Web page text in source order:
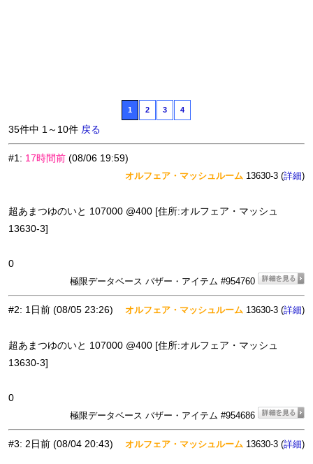
1 2 3 4
35件中 1～10件 戻る
#1: 17時間前 (08/06 19:59)
オルフェア・マッシュルーム 13630-3 (詳細)
超あまつゆのいと 107000 @400 [住所:オルフェア・マッシュ
13630-3]
0
極限データベース バザー・アイテム #954760
#2: 1日前 (08/05 23:26) オルフェア・マッシュルーム 13630-3 (詳細)
超あまつゆのいと 107000 @400 [住所:オルフェア・マッシュ
13630-3]
0
極限データベース バザー・アイテム #954686
#3: 2日前 (08/04 20:43) オルフェア・マッシュルーム 13630-3 (詳細)